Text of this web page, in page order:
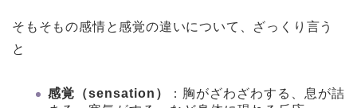
そもそもの感情と感覚の違いについて、ざっくり言う
と
感覚（sensation）
：胸がざわざわする、息が詰